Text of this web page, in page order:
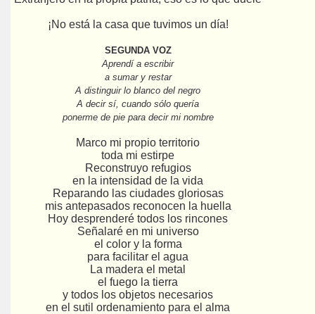
¡No está la casa que tuvimos un día!
SEGUNDA VOZ
Aprendí a escribir
a sumar y restar
A distinguir lo blanco del negro
A decir sí, cuando sólo quería
ponerme de pie para decir mi nombre
Marco mi propio territorio
toda mi estirpe
Reconstruyo refugios
en la intensidad de la vida
Reparando las ciudades gloriosas
mis antepasados reconocen la huella
Hoy desprenderé todos los rincones
Señalaré en mi universo
el color y la forma
para facilitar el agua
La madera el metal
el fuego la tierra
y todos los objetos necesarios
en el sutil ordenamiento para el alma